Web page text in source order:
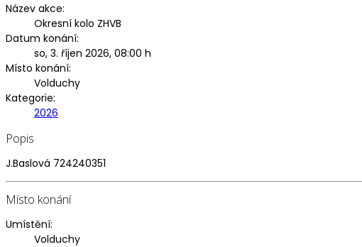
Název akce:
Okresní kolo ZHVB
Datum konání:
so, 3. říjen 2026, 08:00 h
Místo konání:
Volduchy
Kategorie:
2026
Popis
J.Baslová 724240351
Místo konání
Umístění:
Volduchy